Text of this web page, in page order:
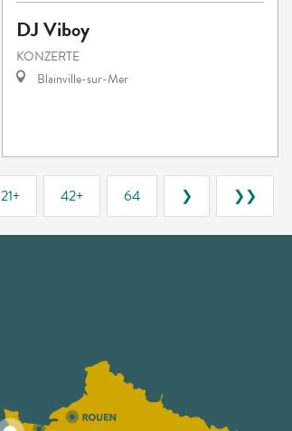
DJ Viboy
KONZERTE
Blainville-sur-Mer
21+ 42+ 64 ❯ ❯❯